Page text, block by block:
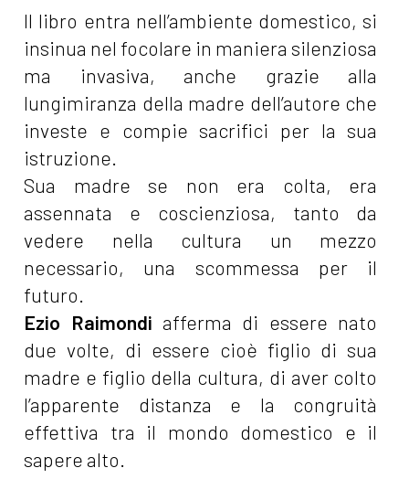
Il libro entra nell’ambiente domestico, si
insinua nel focolare in maniera silenziosa
ma invasiva, anche grazie alla
lungimiranza della madre dell’autore che
investe e compie sacrifici per la sua
istruzione.
Sua madre se non era colta, era
assennata e coscienziosa, tanto da
vedere nella cultura un mezzo
necessario, una scommessa per il
futuro.
Ezio Raimondi afferma di essere nato
due volte, di essere cioè figlio di sua
madre e figlio della cultura, di aver colto
l’apparente distanza e la congruità
effettiva tra il mondo domestico e il
sapere alto.